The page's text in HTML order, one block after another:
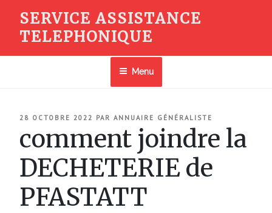
contenu
SERVICE ASSISTANCE
TELEPHONIQUE
Menu
PUBLIÉ
28 OCTOBRE 2022 PAR ANNUAIRE GÉNÉRALISTE
comment joindre la
DECHETERIE de
PFASTATT